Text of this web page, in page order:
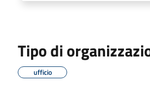
Tipo di
ufficio